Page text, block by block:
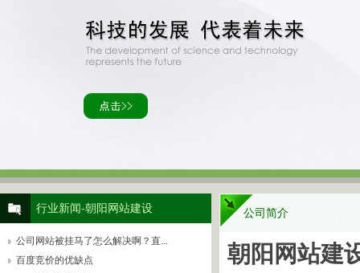
公司简介
朝阳网站建
行业新闻-朝阳网站建设
公司网站被挂马了怎么解决啊？直...
百度竞价的优缺点